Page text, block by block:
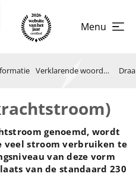
Menu
Verklarende woordenlijst
genoemd, wordt
veel stroom verbruiken te
van deze vorm
van de standaard 230